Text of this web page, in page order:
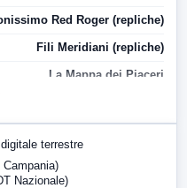
Red Roger (repliche)
Fili Meridiani (repliche)
La Mappa dei Piaceri
LabNews (replica)
terrestre
Campania)
Nazionale)